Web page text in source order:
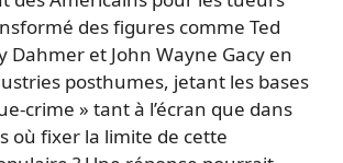
des figures comme Ted
Dahmer et John Wayne Gacy en
posthumes, jetant les bases
crime » tant à l’écran que dans
où fixer la limite de cette